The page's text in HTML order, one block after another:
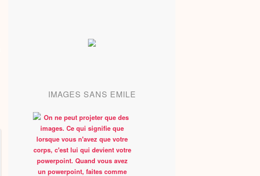
IMAGES SANS EMILE